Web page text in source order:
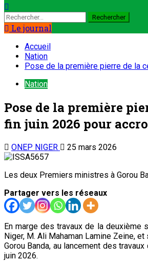
Le journal
Accueil
Nation
Pose de la première pierre de la
Nation
Pose de la première
fin juin 2026 pour
ONEP NIGER 25 mars 2026
Les deux Premiers ministres à Gorou
Partager vers les réseaux
En marge des travaux de la deuxième
Niger, M. Ali Mahaman Lamine Zeine,
Gorou Banda, au lancement des
juin 2026.